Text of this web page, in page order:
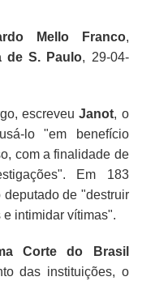
Mello Franco,
de S. Paulo, 29-04-
escreveuJanot, o
lo "em benefício
com a finalidade de
Em 183
de "destruir
intimidar vítimas".
Corte do Brasil
das instituições, o